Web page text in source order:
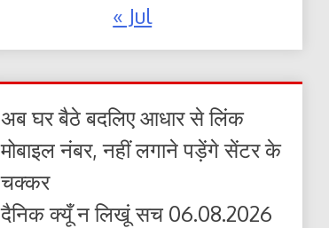
« Jul
अब घर बैठे बदलिए आधार से लिंक
मोबाइल नंबर, नहीं लगाने पड़ेंगे सेंटर के
चक्कर
दैनिक क्यूँ न लिखूं सच 06.08.2026